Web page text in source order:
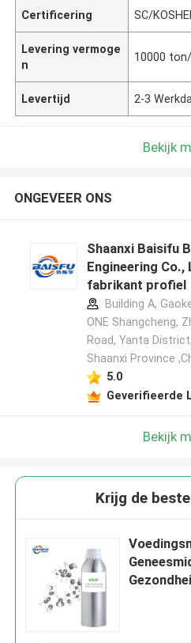
Certificering SC/
Levering vermoge
n
10000
Levertijd 2-3
Bekijk
ONGEVEER ONS
Shaanxi Baisifu
Engineering Co.,
fabrikant profiel
Building A,
ONE Shangcheng,
Road, Yanta
Shaanxi Province
5.0
Geverifieerde
Bekijk
Krijg de